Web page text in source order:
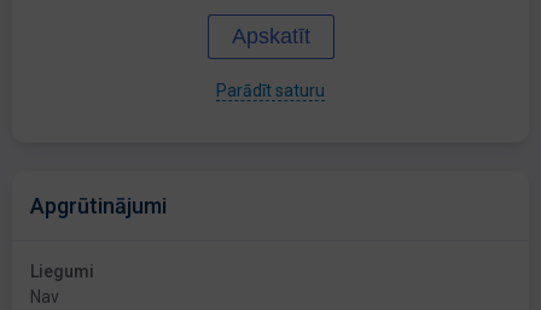
Apskatīt
Parādīt saturu
Apgrūtinājumi
Liegumi
Nav